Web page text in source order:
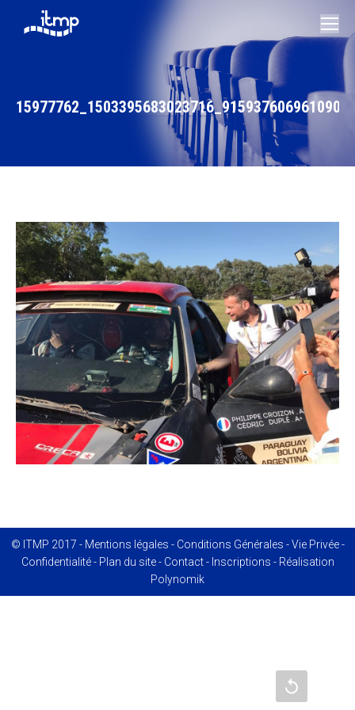
Vous êtes ici :
© ITMP 2017 - Mentions légales - Conditions Générales -Vie Privée-
Confidentialité- Plan du site- Contact- Inscriptions - Réalisation
Polynomik
Recharger